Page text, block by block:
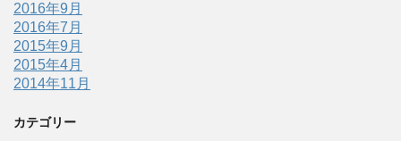
2016年9月
2016年7月
2015年9月
2015年4月
2014年11月
カテゴリー